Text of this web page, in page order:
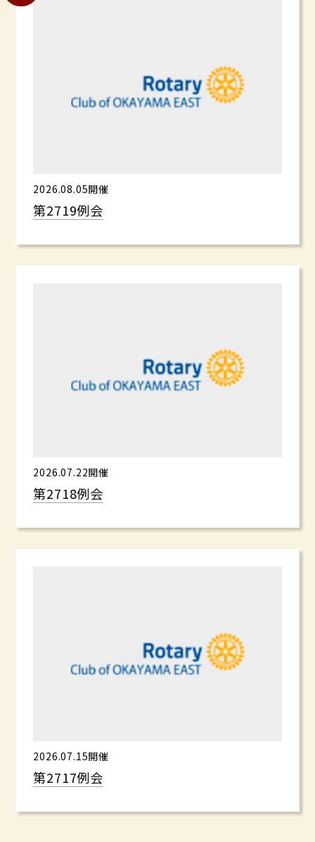
2026.08.05開催
第2719例会
2026.07.22開催
第2718例会
2026.07.15開催
第2717例会